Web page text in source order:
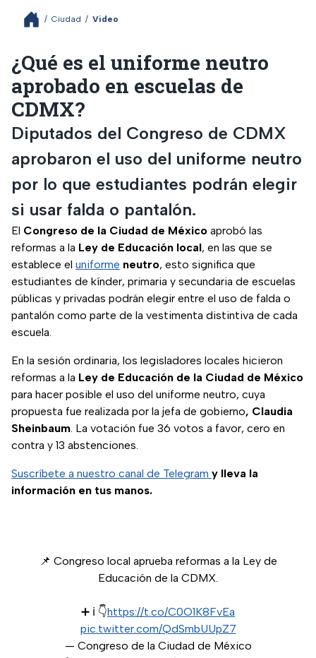
/ Ciudad / Video
¿Qué es el uniforme neutro
aprobado en escuelas de
CDMX?
Diputados del Congreso de CDMX
aprobaron el uso del uniforme neutro
por lo que estudiantes podrán elegir
si usar falda o pantalón.
El Congreso de la Ciudad de México aprobó las
reformas a la Ley de Educación local, en las que se
establece el uniforme neutro, esto significa que
estudiantes de kínder, primaria y secundaria de escuelas
públicas y privadas podrán elegir entre el uso de falda o
pantalón como parte de la vestimenta distintiva de cada
escuela.
En la sesión ordinaria, los legisladores locales hicieron
reformas a la Ley de Educación de la Ciudad de México
para hacer posible el uso del uniforme neutro, cuya
propuesta fue realizada por la jefa de gobierno, Claudia
Sheinbaum. La votación fue 36 votos a favor, cero en
contra y 13 abstenciones.
Suscríbete a nuestro canal de Telegram y lleva la
información en tus manos.
📌 Congreso local aprueba reformas a la Ley de
Educación de la CDMX.
➕ ℹ️ 👇https://t.co/C0O1K8FvEa
pic.twitter.com/QdSmbUUpZ7
— Congreso de la Ciudad de México